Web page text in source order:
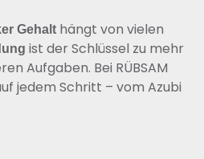
Gehalt hängt von vielen
ist der Schlüssel zu mehr
Aufgaben. Bei RÜBSAM
jedem Schritt – vom Azubi